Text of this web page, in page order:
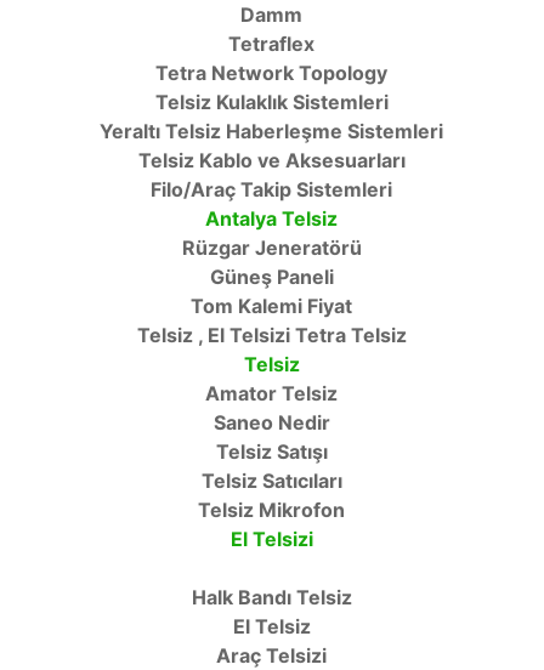
Damm
Tetraflex
Tetra Network Topology
Telsiz Kulaklık Sistemleri
Yeraltı Telsiz Haberleşme Sistemleri
Telsiz Kablo ve Aksesuarları
Filo/Araç Takip Sistemleri
Antalya Telsiz
Rüzgar Jeneratörü
Güneş Paneli
Tom Kalemi Fiyat
Telsiz , El Telsizi Tetra Telsiz
Telsiz
Amator Telsiz
Saneo Nedir
Telsiz Satışı
Telsiz Satıcıları
Telsiz Mikrofon
El Telsizi
Halk Bandı Telsiz
El Telsiz
Araç Telsizi